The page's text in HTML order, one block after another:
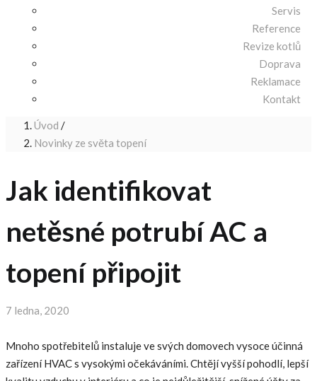
Servis
Reference
Revize kotlů
Doprava
Reklamace
Kontakt
Úvod /
Novinky ze světa topení
Jak identifikovat
netěsné potrubí AC a
topení připojit
Posted
7 ledna, 2020
Mnoho spotřebitelů instaluje ve svých domovech vysoce účinná
zařízení HVAC s vysokými očekáváními. Chtějí vyšší pohodlí, lepší